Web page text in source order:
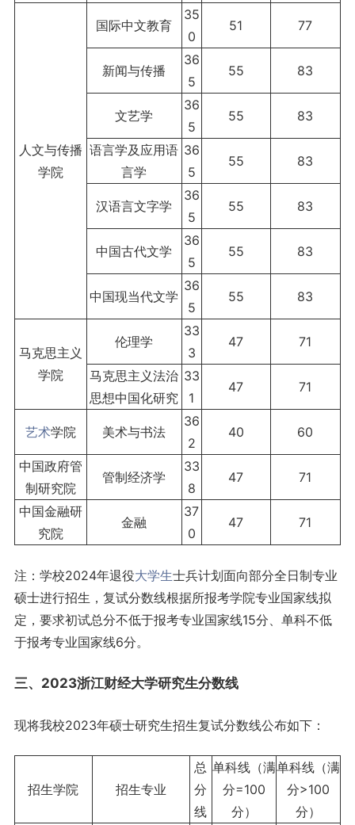
人文与传播
学院
国际中文教育
35
0
51 77
新闻与传播
36
5
55 83
文艺学
36
5
55 83
语言学及应用语
言学
36
5
55 83
汉语言文字学
36
5
55 83
中国古代文学
36
5
55 83
中国现当代文学
36
5
55 83
马克思主义
学院
伦理学
33
3
47 71
马克思主义法治
思想中国化研究
33
1
47 71
艺术学院 美术与书法
36
2
40 60
中国政府管
制研究院
管制经济学
33
8
47 71
中国金融研
究院
金融
37
0
47 71
注：学校2024年退役大学生士兵计划面向部分全日制专业
硕士进行招生，复试分数线根据所报考学院专业国家线拟
定，要求初试总分不低于报考专业国家线15分、单科不低
于报考专业国家线6分。
三、2023浙江财经大学研究生分数线
现将我校2023年硕士研究生招生复试分数线公布如下：
招生学院 招生专业
总
分
线
单科线（满
分=100
分）
单科线（满
分>100
分）